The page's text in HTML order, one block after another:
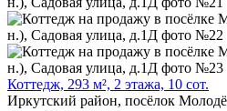
Коттедж, 293 м², 2 этажа, 10 сот.
Иркутский район, посёлок